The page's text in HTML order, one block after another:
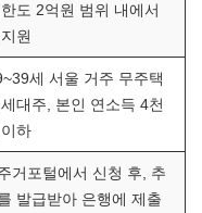
도 2억원 범위 내에서
원
세 서울 거주 무주택
대주, 본인 연소득 4천
하
거포털에서 신청 후, 추
발급받아 은행에 제출